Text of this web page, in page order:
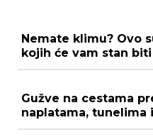
Nemate klimu? Ovo
kojih će vam stan
Gužve na cestama
naplatama, tunelima